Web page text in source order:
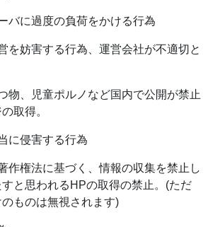
バに過度の負荷をかける行為
を妨害する行為、運営会社が不適切と
物、児童ポルノなど国内で公開が禁止
取得。
に侵害する行為
作権法に基づく、情報の収集を禁止し
と思われるHPの取得の禁止。(ただ
ものは無視されます)